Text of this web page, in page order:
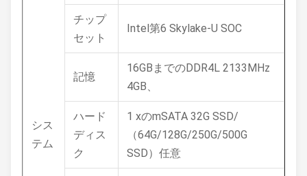
シス
テム
チップ
セット
Intel第6 Skylake-U SOC
記憶
16GBまでのDDR4L 2133MHz
4GB、
ハード
ディス
ク
1 xのmSATA 32G SSD/
（64G/128G/250G/500G
SSD）任意